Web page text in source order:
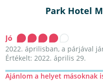
Park Hotel
Jó
2022. áprilisban, a párjával
Értékelt: 2022. április 29.
Ajánlom a helyet másoknak